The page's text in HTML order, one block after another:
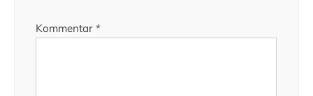
Kommentar *